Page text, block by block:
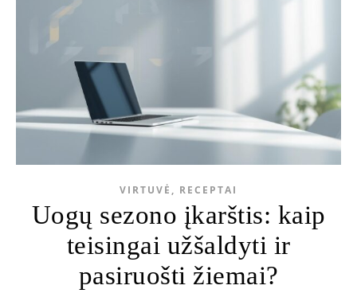
VIRTUVĖ, RECEPTAI
Uogų sezono įkarštis: kaip
teisingai užšaldyti ir
pasiruošti žiemai?